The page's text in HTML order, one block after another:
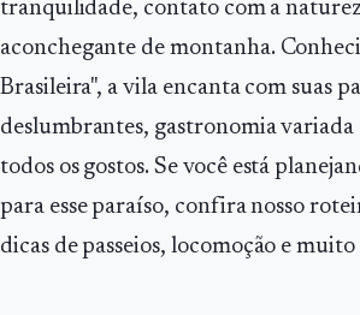
tranquilidade, contato com a
aconchegante de montanha.
Brasileira", a vila encanta com suas
deslumbrantes, gastronomia variada
todos os gostos. Se você está
para esse paraíso, confira nosso
dicas de passeios, locomoção e muito